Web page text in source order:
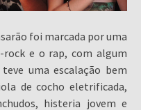
foi marcada por uma
rock e o rap, com algum
uma escalação bem
de cocho eletrificada,
histeria jovem e